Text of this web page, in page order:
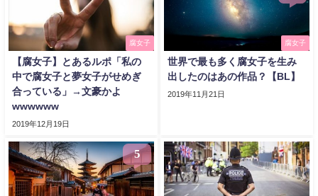
腐女子
【腐女子】とあるルポ「私の
中で腐女子と夢女子がせめぎ
合っている」→文豪かよ
wwwwww
2019年12月19日
腐女子
世界で最も多く腐女子を生み
出したのはあの作品？【BL】
2019年11月21日
5